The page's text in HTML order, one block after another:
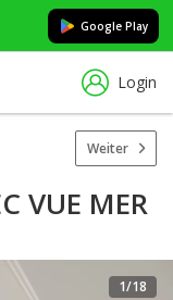
Google Play
Login
Weiter
VUE MER
1/18